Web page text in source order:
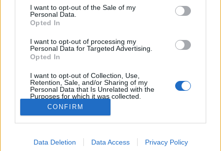
consent section.
I want to opt-out of the Sale of my
Personal Data.
Opted In
I want to opt-out of processing my
Personal Data for Targeted Advertising.
Opted In
I want to opt-out of Collection, Use,
Retention, Sale, and/or Sharing of my
Personal Data that Is Unrelated with the
Purposes for which it was collected.
Opted Out
Google consents
I want to allow Google to enable storage
CONFIRM
Data Deletion Data Access Privacy Policy
A darab a pesti színházbajáró közönség néputálatát
választás. De a dráma azt is megmutathatná, hogy a
"csőcselékdemokrácia" nem ok, csupán egy funkció.
színházat, mondjuk…